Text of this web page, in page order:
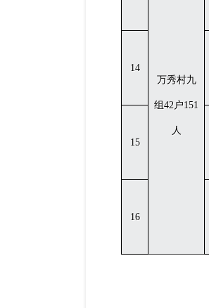
万秀村九
组 42户151
人
14
15
16